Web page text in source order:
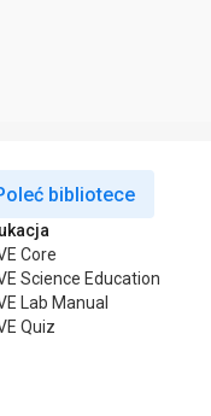
bibliotece
Core
Science Education
Lab Manual
Quiz